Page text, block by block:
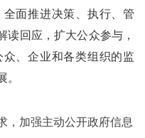
面推进决策、执行、管
读回应，扩大公众参与，
、企业和各类组织的监
。
，加强主动公开政府信息